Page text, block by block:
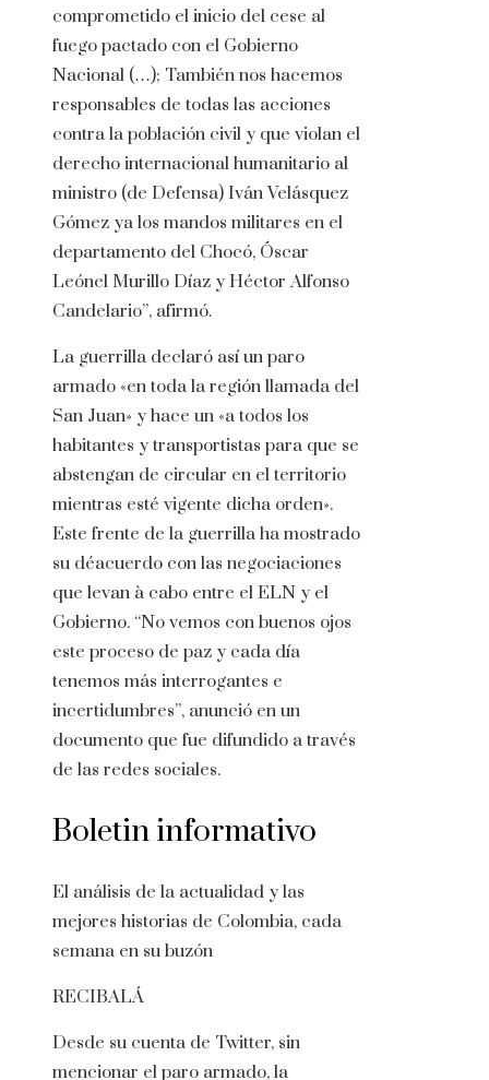
comprometido el inicio del cese al
fuego pactado con el Gobierno
Nacional (…); También nos hacemos
responsables de todas las acciones
contra la población civil y que violan el
derecho internacional humanitario al
ministro (de Defensa) Iván Velásquez
Gómez ya los mandos militares en el
departamento del Chocó, Óscar
Leónel Murillo Díaz y Héctor Alfonso
Candelario”, afirmó.
La guerrilla declaró así un paro
armado «en toda la región llamada del
San Juan» y hace un «a todos los
habitantes y transportistas para que se
abstengan de circular en el territorio
mientras esté vigente dicha orden».
Este frente de la guerrilla ha mostrado
su déacuerdo con las negociaciones
que levan à cabo entre el ELN y el
Gobierno. “No vemos con buenos ojos
este proceso de paz y cada día
tenemos más interrogantes e
incertidumbres”, anunció en un
documento que fue difundido a través
de las redes sociales.
Boletin informativo
El análisis de la actualidad y las
mejores historias de Colombia, cada
semana en su buzón
RECIBALÁ
Desde su cuenta de Twitter, sin
mencionar el paro armado, la